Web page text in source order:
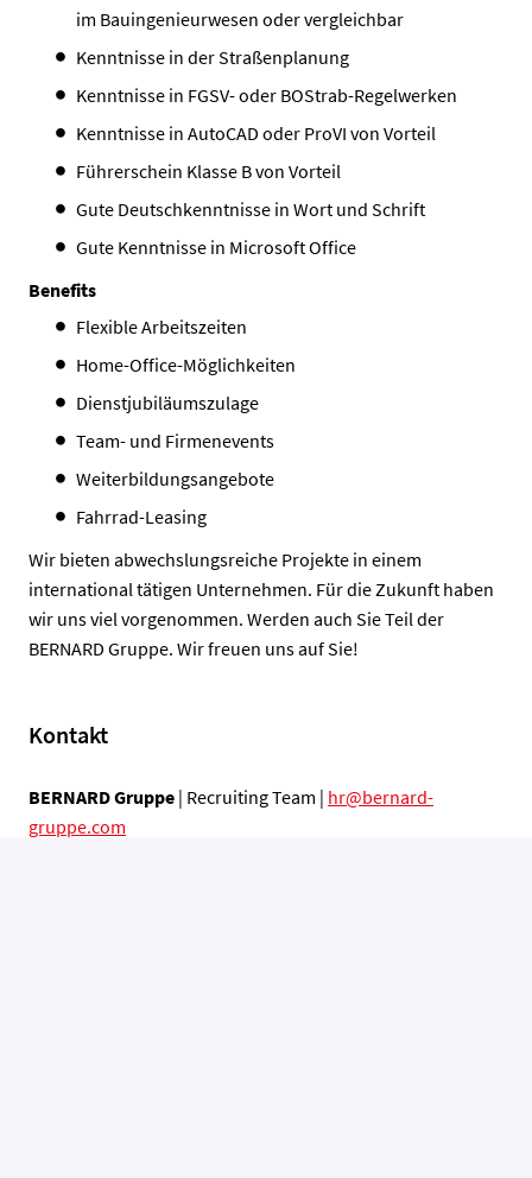
im Bauingenieurwesen oder vergleichbar
Kenntnisse in der Straßenplanung
Kenntnisse in FGSV- oder BOStrab-Regelwerken
Kenntnisse in AutoCAD oder ProVI von Vorteil
Führerschein Klasse B von Vorteil
Gute Deutschkenntnisse in Wort und Schrift
Gute Kenntnisse in Microsoft Office
Benefits
Flexible Arbeitszeiten
Home-Office-Möglichkeiten
Dienstjubiläumszulage
Team- und Firmenevents
Weiterbildungsangebote
Fahrrad-Leasing
Wir bieten abwechslungsreiche Projekte in einem
international tätigen Unternehmen. Für die Zukunft haben
wir uns viel vorgenommen. Werden auch Sie Teil der
BERNARD Gruppe. Wir freuen uns auf Sie!
Kontakt
BERNARD Gruppe | Recruiting Team | hr@bernard-
gruppe.com